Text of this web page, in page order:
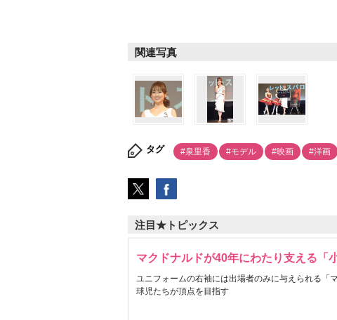
関連写真
タグ #泉里香 #モデル #映画 #洋画
注目★トピックス
マクドナルドが40年にわたり支える「
ユニフォームの右袖には出場者のみに与えられる「
球児たちが頂点を目指す